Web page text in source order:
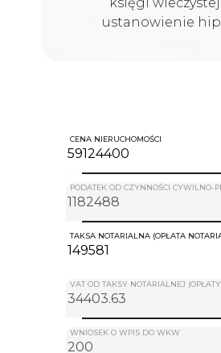
ustanowienie
CENA NIERUCHOMOŚCI
PODATEK OD CZYNNOŚCI CYWILNO-
TAKSA NOTARIALNA (OPŁATA
VAT OD TAKSY NOTARIALNEJ
WNIOSEK O WPIS DO WKW